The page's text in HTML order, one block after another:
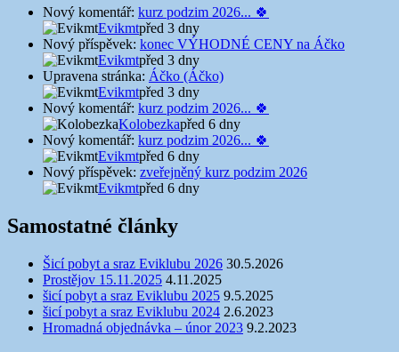
Nový komentář: kurz podzim 2026... 🍀
Evikmtpřed 3 dny
Nový příspěvek: konec VÝHODNÉ CENY na Áčko
Evikmtpřed 3 dny
Upravena stránka: Áčko (Áčko)
Evikmtpřed 3 dny
Nový komentář: kurz podzim 2026... 🍀
Kolobezkapřed 6 dny
Nový komentář: kurz podzim 2026... 🍀
Evikmtpřed 6 dny
Nový příspěvek: zveřejněný kurz podzim 2026
Evikmtpřed 6 dny
Samostatné články
Šicí pobyt a sraz Eviklubu 2026 30.5.2026
Prostějov 15.11.2025 4.11.2025
šicí pobyt a sraz Eviklubu 2025 9.5.2025
šicí pobyt a sraz Eviklubu 2024 2.6.2023
Hromadná objednávka – únor 2023 9.2.2023